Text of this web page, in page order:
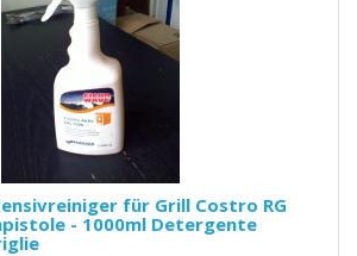
für Grill Costro RG
- 1000ml Detergente